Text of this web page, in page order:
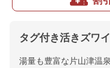
タグ付き活きズワ
湯量も豊富な片山津温